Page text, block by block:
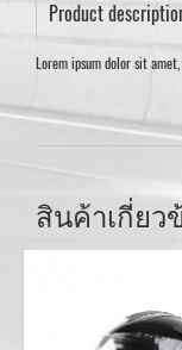
Product
Lorem ipsum dolor sit
สินค้าเกี่ยว